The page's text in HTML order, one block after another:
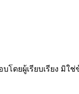
โดยผู้เรียบเรียง มิใ